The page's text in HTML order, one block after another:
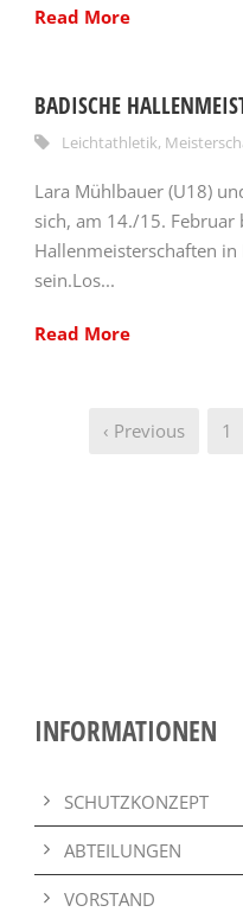
Read More
BADISCHE
Leichtathletik,
Lara Mühlbauer (U18)
sich, am 14./15. Februar
Hallenmeisterschaften
sein.Los...
Read More
‹ Previous 1
INFORMATIONEN
SCHUTZKONZEPT
ABTEILUNGEN
VORSTAND